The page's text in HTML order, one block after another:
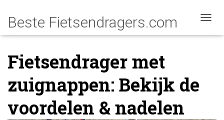
Fietsendrager met
zuignappen: Bekijk de
voordelen & nadelen